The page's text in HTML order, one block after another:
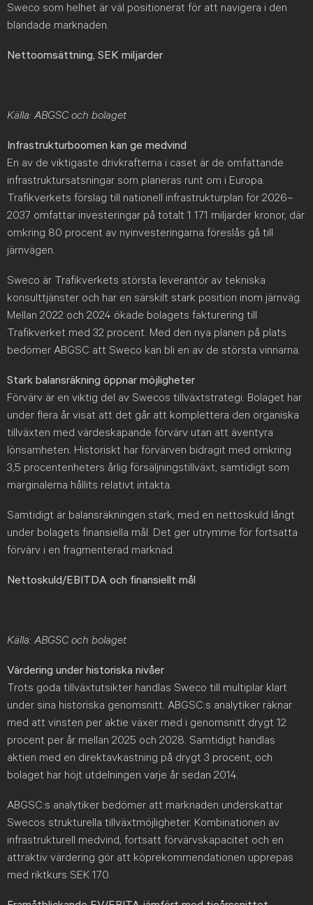
Sweco som helhet är väl positionerat för att navigera i den
blandade marknaden.
Nettoomsättning, SEK miljarder
Källa: ABGSC och bolaget
Infrastrukturboomen kan ge medvind
En av de viktigaste drivkrafterna i caset är de omfattande
infrastruktursatsningar som planeras runt om i Europa.
Trafikverkets förslag till nationell infrastrukturplan för 2026–
2037 omfattar investeringar på totalt 1 171 miljarder kronor, där
omkring 80 procent av nyinvesteringarna föreslås gå till
järnvägen.
Sweco är Trafikverkets största leverantör av tekniska
konsulttjänster och har en särskilt stark position inom järnväg.
Mellan 2022 och 2024 ökade bolagets fakturering till
Trafikverket med 32 procent. Med den nya planen på plats
bedömer ABGSC att Sweco kan bli en av de största vinnarna.
Stark balansräkning öppnar möjligheter
Förvärv är en viktig del av Swecos tillväxtstrategi. Bolaget har
under flera år visat att det går att komplettera den organiska
tillväxten med värdeskapande förvärv utan att äventyra
lönsamheten. Historiskt har förvärven bidragit med omkring
3,5 procentenheters årlig försäljningstillväxt, samtidigt som
marginalerna hållits relativt intakta.
Samtidigt är balansräkningen stark, med en nettoskuld långt
under bolagets finansiella mål. Det ger utrymme för fortsatta
förvärv i en fragmenterad marknad.
Nettoskuld/EBITDA och finansiellt mål
Källa: ABGSC och bolaget
Värdering under historiska nivåer
Trots goda tillväxtutsikter handlas Sweco till multiplar klart
under sina historiska genomsnitt. ABGSC:s analytiker räknar
med att vinsten per aktie växer med i genomsnitt drygt 12
procent per år mellan 2025 och 2028. Samtidigt handlas
aktien med en direktavkastning på drygt 3 procent, och
bolaget har höjt utdelningen varje år sedan 2014.
ABGSC:s analytiker bedömer att marknaden underskattar
Swecos strukturella tillväxtmöjligheter. Kombinationen av
infrastrukturell medvind, fortsatt förvärvskapacitet och en
attraktiv värdering gör att köprekommendationen upprepas
med riktkurs SEK 170.